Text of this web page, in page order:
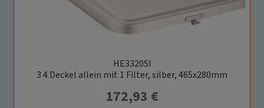
HE3320SI
3 4 Deckel allein mit 1 Filter, silber, 465x280mm
172,93 €